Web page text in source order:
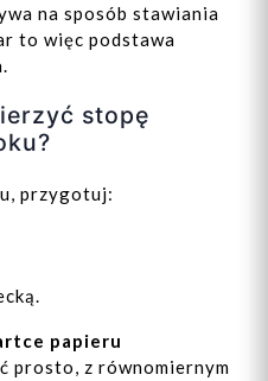
na sposób stawiania
to więc podstawa
stopę
przygotuj:
papieru
prosto, z równomiernym